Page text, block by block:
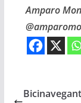
Amparo